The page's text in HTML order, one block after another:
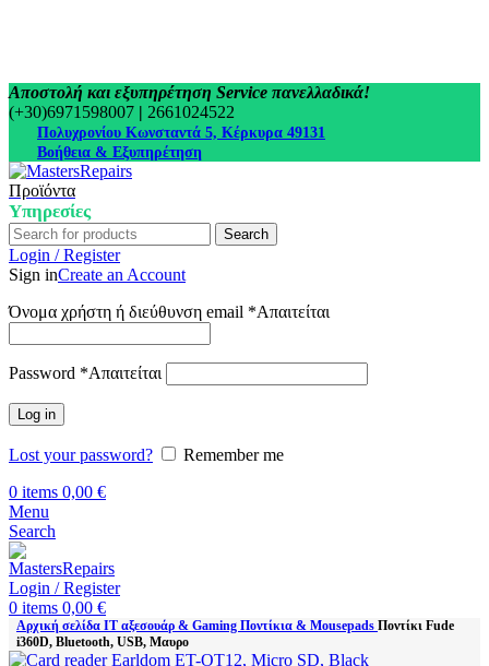
Αποστολή και εξυπηρέτηση Service πανελλαδικά!
(+30)6971598007 | 2661024522
Πολυχρονίου Κωνσταντά 5, Κέρκυρα 49131
Βοήθεια & Εξυπηρέτηση
Προϊόντα
Υπηρεσίες
Search
Login / Register
Sign inCreate an Account
Όνομα χρήστη ή διεύθυνση email *Απαιτείται
Password *Απαιτείται
Log in
Lost your password?
Remember me
0 items 0,00 €
Menu
Search
Login / Register
0 items 0,00 €
Αρχική σελίδα IT αξεσουάρ & Gaming Ποντίκια & Mousepads Ποντίκι Fude
i360D, Bluetooth, USB, Μαυρο